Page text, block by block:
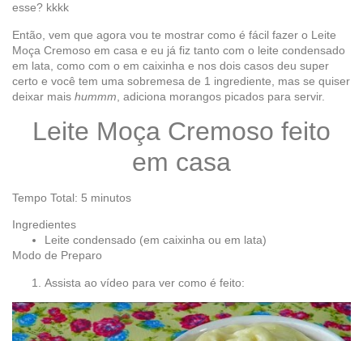
esse? kkkk
Então, vem que agora vou te mostrar como é fácil fazer o Leite
Moça Cremoso em casa e eu já fiz tanto com o leite condensado
em lata, como com o em caixinha e nos dois casos deu super
certo e você tem uma sobremesa de 1 ingrediente, mas se quiser
deixar mais hummm , adiciona morangos picados para servir.
Leite Moça Cremoso feito
em casa
Tempo Total: 5 minutos
Ingredientes
Leite condensado (em caixinha ou em lata)
Modo de Preparo
Assista ao vídeo para ver como é feito: